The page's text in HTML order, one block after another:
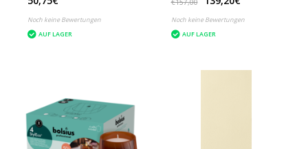
Noch keine Bewertungen
AUF LAGER
€157,00
Noch keine Bewertungen
AUF LAGER